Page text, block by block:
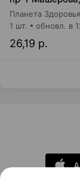
26,19 р.
1 шт. обновл. в